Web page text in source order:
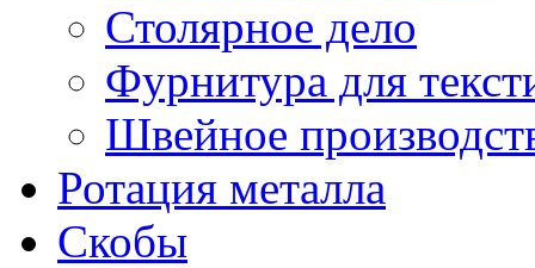
Столярное дело
Фурнитура для
Швейное
Ротация металла
Скобы